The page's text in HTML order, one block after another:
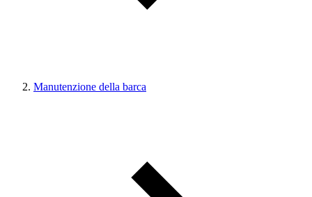
Manutenzione della barca